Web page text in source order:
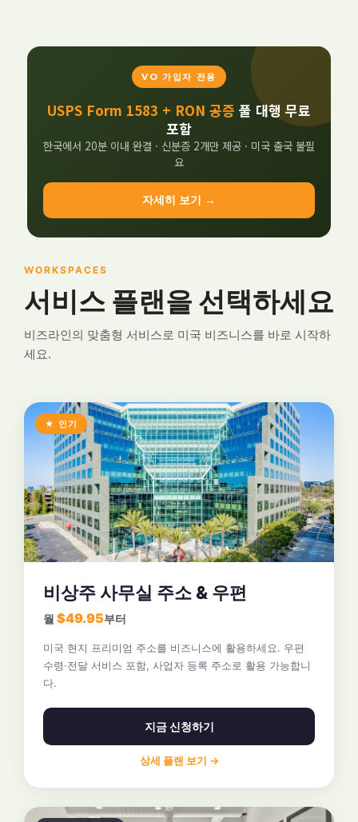
VO 가입자 전용
USPS Form 1583 + RON 공증 풀 대행 무료
포함
한국에서 20분 이내 완결 · 신분증 2개만 제공 · 미국 출국 불필
요
자세히 보기 →
WORKSPACES
서비스 플랜을 선택하세요
비즈라인의 맞춤형 서비스로 미국 비즈니스를 바로 시작하
세요.
★ 인기
비상주 사무실 주소 & 우편
월 $49.95부터
미국 현지 프리미엄 주소를 비즈니스에 활용하세요. 우편
수령·전달 서비스 포함, 사업자 등록 주소로 활용 가능합니
다.
지금 신청하기
상세 플랜 보기 →